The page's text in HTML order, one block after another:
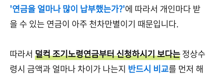
'연금을 얼마나 많이 납부했는가?'에 따라서 개인마다 받
을 수 있는 연금이 아주 천차만별이기 때문입니다.
따라서 덜컥 조기노령연금부터 신청하시기 보다는정상수
령시 금액과 얼마나 차이가 나는지 반드시 비교를 먼저 해